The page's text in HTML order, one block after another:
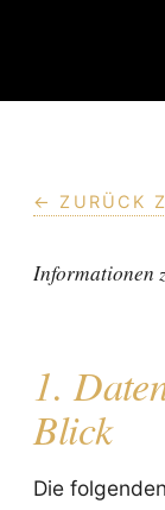
← ZURÜCK
Informationen
1.
Blick
Die